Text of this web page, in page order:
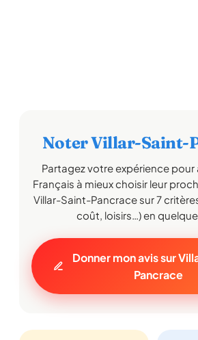
Noter Villar-Saint-
Partagez votre expérience
Français à mieux choisir leur
Villar-Saint-Pancrace sur 7
coût, loisirs…) en
Donner mon avis sur
Pancrace